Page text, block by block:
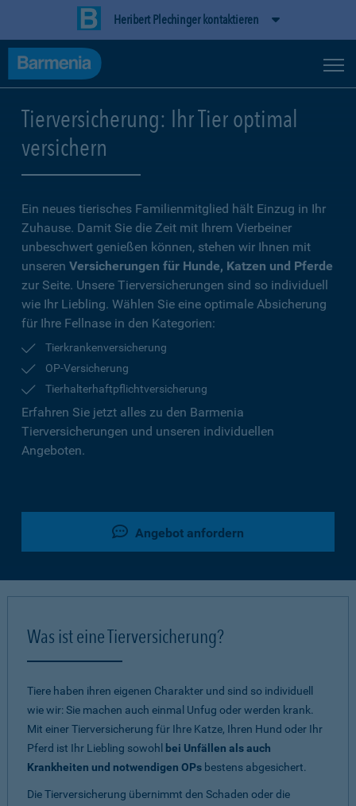
Heribert Plechinger kontaktieren
Tierversicherung: Ihr Tier optimal
versichern
Ein neues tierisches Familienmitglied hält Einzug in Ihr
Zuhause. Damit Sie die Zeit mit Ihrem Vierbeiner
unbeschwert genießen können, stehen wir Ihnen mit
unseren Versicherungen für Hunde, Katzen und Pferde
zur Seite. Unsere Tierversicherungen sind so individuell
wie Ihr Liebling. Wählen Sie eine optimale Absicherung
für Ihre Fellnase in den Kategorien:
Tierkrankenversicherung
OP-Versicherung
Tierhalterhaftpflichtversicherung
Erfahren Sie jetzt alles zu den Barmenia
Tierversicherungen und unseren individuellen
Angeboten.
Angebot anfordern
Was ist eine Tierversicherung?
Tiere haben ihren eigenen Charakter und sind so individuell
wie wir: Sie machen auch einmal Unfug oder werden krank.
Mit einer Tierversicherung für Ihre Katze, Ihren Hund oder Ihr
Pferd ist Ihr Liebling sowohl
bei Unfällen als auch
Krankheiten und notwendigen OPs bestens abgesichert.
Die Tierversicherung übernimmt den Schaden oder die